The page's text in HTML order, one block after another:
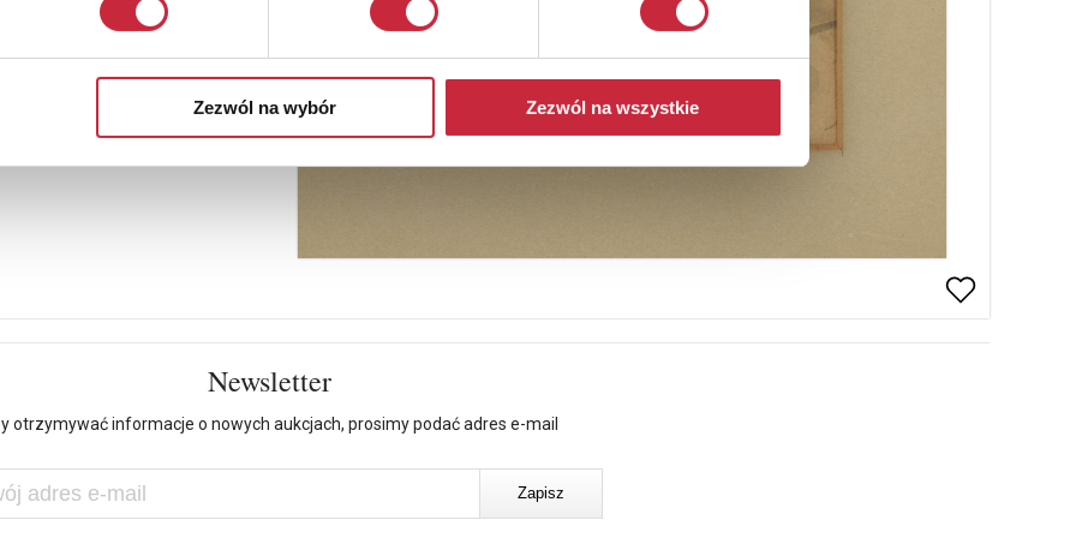
Zezwól na wybór Zezwól na wszystkie
Newsletter
otrzymywać informacje o nowych aukcjach, prosimy podać adres e-mail